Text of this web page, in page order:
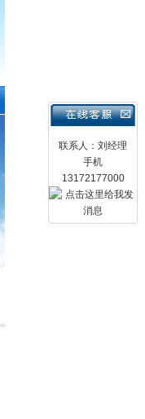
联系人：刘经理
手机
13172177000